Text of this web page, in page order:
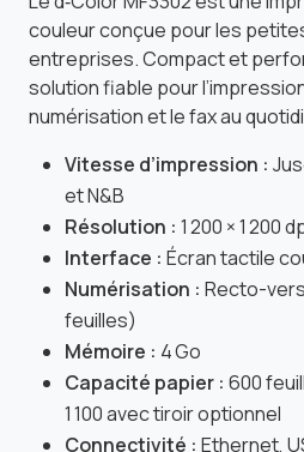
couleur conçue pour les
entreprises. Compact et
solution fiable pour
numérisation et le fax au
Vitesse d’impression :
et N&B
Résolution : 1 200 × 1 200
Interface : Écran tactile
Numérisation : Recto-
feuilles)
Mémoire : 4 Go
Capacité papier : 600
1 100 avec tiroir optionnel
Connectivité : Ethernet,